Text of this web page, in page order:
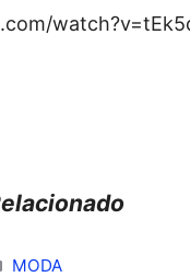
Categorías
MODA